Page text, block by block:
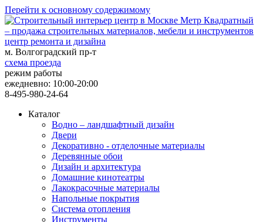
Перейти к основному содержимому
центр ремонта и дизайна
м. Волгоградский пр-т
схема проезда
режим работы
ежедневно: 10:00-20:00
8-495-980-24-64
Каталог
Водно – ландшафтный дизайн
Двери
Декоративно - отделочные материалы
Деревянные обои
Дизайн и архитектура
Домашние кинотеатры
Лакокрасочные материалы
Напольные покрытия
Система отопления
Инструменты